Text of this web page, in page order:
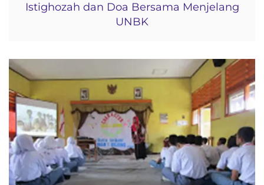
Istighozah dan Doa Bersama Menjelang
UNBK